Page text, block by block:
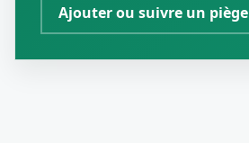
Ajouter ou suivre un piège